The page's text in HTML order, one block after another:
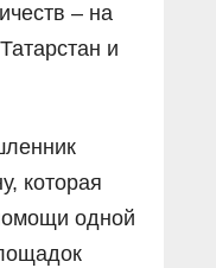
– на
и
которая
одной